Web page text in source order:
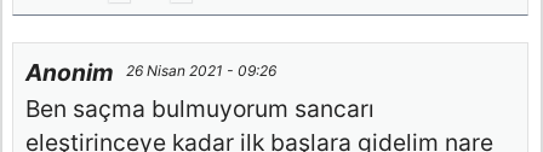
Anonim 26 Nisan 2021 - 09:26
Ben saçma bulmuyorum sancarı
eleştirinceye kadar ilk başlara gidelim nare